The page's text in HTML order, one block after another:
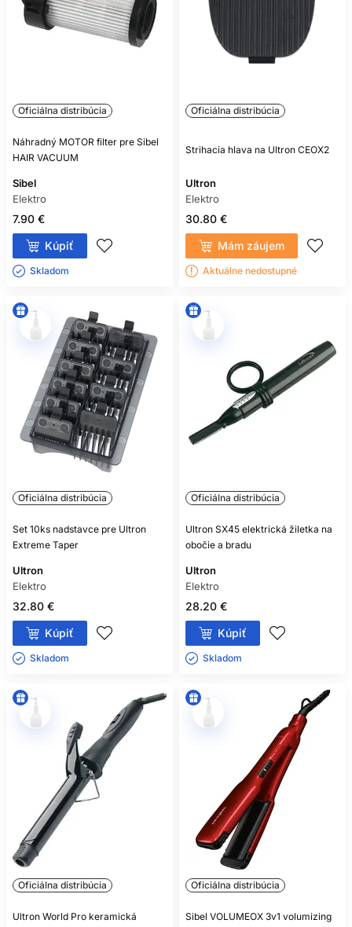
Oficiálna distribúcia
Náhradný MOTOR filter pre Sibel
HAIR VACUUM
Sibel
Elektro
7.90 €
Kúpiť
Skladom ㅤ
Oficiálna distribúcia
Strihacia hlava na Ultron CEOX2
Ultron
Elektro
30.80 €
Mám záujem
Aktuálne nedostupné
Oficiálna distribúcia
Set 10ks nadstavce pre Ultron
Extreme Taper
Ultron
Elektro
32.80 €
Kúpiť
Skladom ㅤ
Oficiálna distribúcia
Ultron SX45 elektrická žiletka na
obočie a bradu
Ultron
Elektro
28.20 €
Kúpiť
Skladom ㅤ
Oficiálna distribúcia
Ultron World Pro keramická
Oficiálna distribúcia
Sibel VOLUMEOX 3v1 volumizing